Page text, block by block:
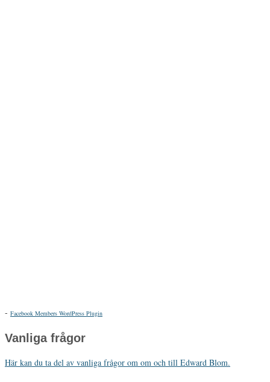
- Facebook Members WordPress Plugin
Vanliga frågor
Här kan du ta del av vanliga frågor om om och till Edward Blom.